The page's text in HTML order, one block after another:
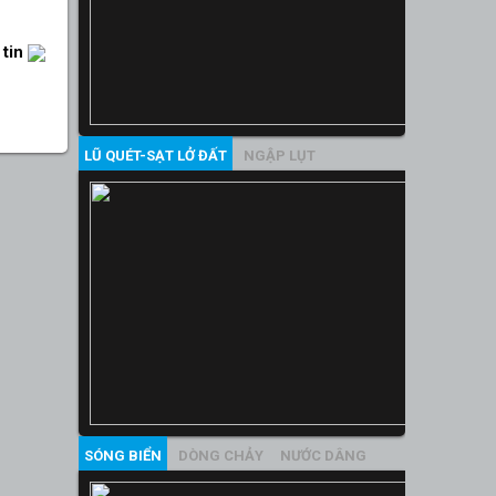
tin
LŨ QUÉT-SẠT LỞ ĐẤT NGẬP LỤT
SÓNG BIỂN DÒNG CHẢY NƯỚC DÂNG